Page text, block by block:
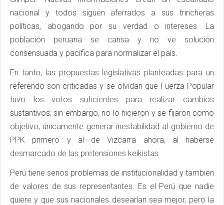
nacional y todos siguen aferrados a sus trincheras
políticas, abogando por su verdad o intereses. La
población peruana se cansa y no ve solución
consensuada y pacífica para normalizar el país.
En tanto, las propuestas legislativas planteadas para un
referendo son criticadas y se olvidan que Fuerza Popular
tuvo los votos suficientes para realizar cambios
sustantivos; sin embargo, no lo hicieron y se fijaron como
objetivo, únicamente generar inestabilidad al gobierno de
PPK primero y al de Vizcarra ahora, al haberse
desmarcado de las pretensiones keikistas.
Perú tiene serios problemas de institucionalidad y también
de valores de sus representantes. Es el Perú que nadie
quiere y que sus nacionales desearían sea mejor, pero la